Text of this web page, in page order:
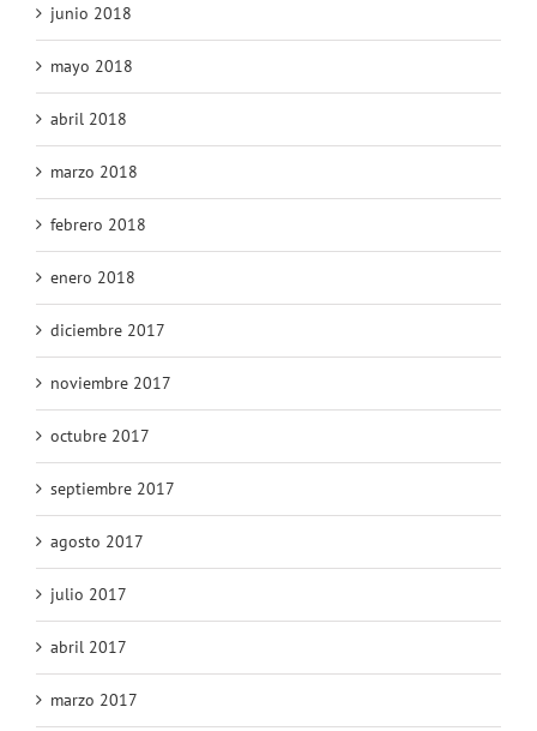
junio 2018
mayo 2018
abril 2018
marzo 2018
febrero 2018
enero 2018
diciembre 2017
noviembre 2017
octubre 2017
septiembre 2017
agosto 2017
julio 2017
abril 2017
marzo 2017